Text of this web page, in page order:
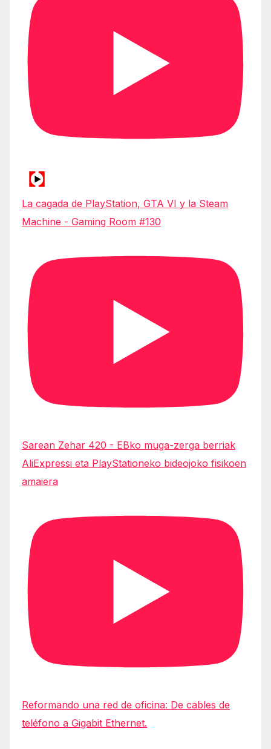
La cagada de PlayStation, GTA VI y la Steam
Machine - Gaming Room #130
Sarean Zehar 420 - EBko muga-zerga berriak
AliExpressi eta PlayStationeko bideojoko fisikoen
amaiera
Reformando una red de oficina: De cables de
teléfono a Gigabit Ethernet.